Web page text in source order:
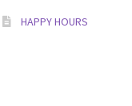
HAPPY HOURS